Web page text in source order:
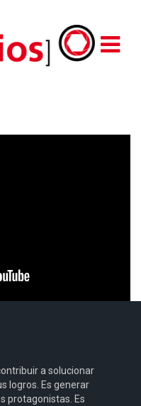
a solucionar
logros. Es generar
protagonistas. Es